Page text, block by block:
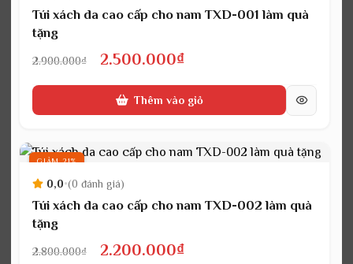
Túi xách da cao cấp cho nam TXD-001 làm quà
tặng
2.900.000₫
Giá
gốc
2.500.000₫Giá
hiện
tại
2.500.000₫.
Thêm vào giỏ
GIẢM 21%
0,0•(0 đánh giá)
Túi xách da cao cấp cho nam TXD-002 làm quà
tặng
2.800.000₫
Giá
2.200.000₫Giá